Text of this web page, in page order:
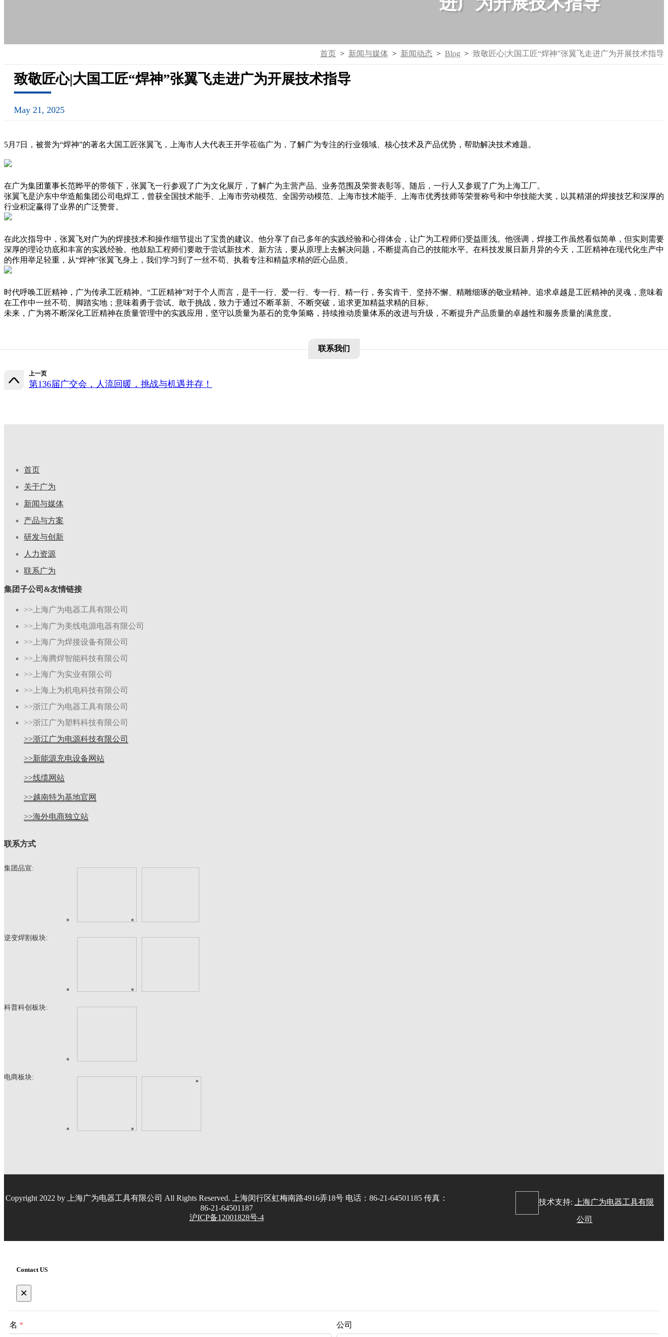
首页 > 新闻与媒体 > 新闻动态 > Blog > 致敬匠心|大国工匠“焊神”张翼飞走进广为开展技术指导
致敬匠心|大国工匠“焊神”张翼飞走进广为开展技术指导
May 21, 2025
5月7日，被誉为“焊神”的著名大国工匠张翼飞，上海市人大代表王开学莅临广为，了解广为专注的行业领域、核心技术及产品优势，帮助解决技术难题。
在广为集团董事长范晔平的带领下，张翼飞一行参观了广为文化展厅，了解广为主营产品、业务范围及荣誉表彰等。随后，一行人又参观了广为上海工厂。
张翼飞是沪东中华造船集团公司电焊工，曾获全国技术能手、上海市劳动模范、全国劳动模范、上海市技术能手、上海市优秀技师等荣誉称号和中华技能大奖，以其精湛的焊接技艺和深厚的
行业积淀赢得了业界的广泛赞誉。
在此次指导中，张翼飞对广为的焊接技术和操作细节提出了宝贵的建议。他分享了自己多年的实践经验和心得体会，让广为工程师们受益匪浅。他强调，焊接工作虽然看似简单，但实则需要
深厚的理论功底和丰富的实践经验。他鼓励工程师们要敢于尝试新技术、新方法，要从原理上去解决问题，不断提高自己的技能水平。在科技发展日新月异的今天，工匠精神在现代化生产中
的作用举足轻重，从“焊神”张翼飞身上，我们学习到了一丝不苟、执着专注和精益求精的匠心品质。
时代呼唤工匠精神，广为传承工匠精神。“工匠精神”对于个人而言，是干一行、爱一行、专一行、精一行，务实肯干、坚持不懈、精雕细琢的敬业精神。追求卓越是工匠精神的灵魂，意味着
在工作中一丝不苟、脚踏实地；意味着勇于尝试、敢于挑战，致力于通过不断革新、不断突破，追求更加精益求精的目标。
未来，广为将不断深化工匠精神在质量管理中的实践应用，坚守以质量为基石的竞争策略，持续推动质量体系的改进与升级，不断提升产品质量的卓越性和服务质量的满意度。
联系我们
上一页
第136届广交会，人流回暖，挑战与机遇并存！
首页
关于广为
新闻与媒体
产品与方案
研发与创新
人力资源
联系广为
集团子公司&友情链接
>>上海广为电器工具有限公司
>>上海广为美线电源电器有限公司
>>上海广为焊接设备有限公司
>>上海腾焊智能科技有限公司
>>上海广为实业有限公司
>>上海上为机电科技有限公司
>>浙江广为电器工具有限公司
>>浙江广为塑料科技有限公司
>>浙江广为电源科技有限公司
>>新能源充电设备网站
>>线缆网站
>>越南特为基地官网
>>海外电商独立站
联系方式
集团品宣:
逆变焊割板块:
科普科创板块:
电商板块:
Copyright 2022 by 上海广为电器工具有限公司 All Rights Reserved. 上海闵行区虹梅南路4916弄18号 电话：86-21-64501185 传真：
86-21-64501187
沪ICP备12001828号-4
技术支持: 上海广为电器工具有限
公司
Contact US
×
姓名 * 公司